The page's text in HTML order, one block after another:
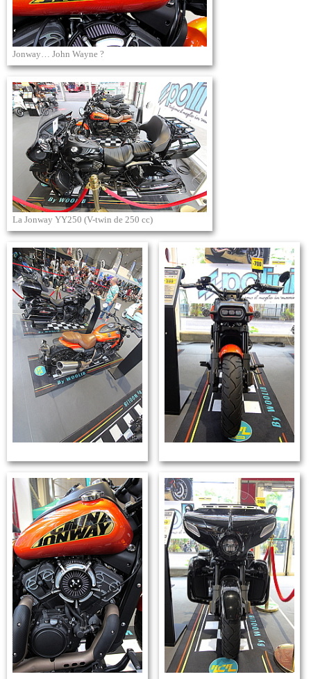
Jonway… John Wayne ?
La Jonway YY250 (V-twin de 250 cc)